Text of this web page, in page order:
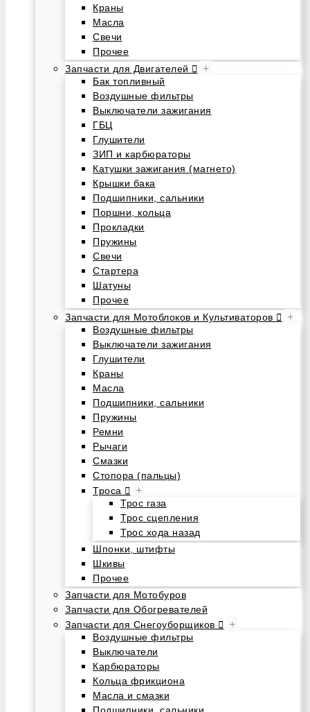
Краны
Масла
Свечи
Прочее
Запчасти для Двигателей
+
Бак топливный
Воздушные фильтры
Выключатели зажигания
ГБЦ
Глушители
ЗИП и карбюраторы
Катушки зажигания (магнето)
Крышки бака
Подшипники, сальники
Поршни, кольца
Прокладки
Пружины
Свечи
Стартера
Шатуны
Прочее
Запчасти для Мотоблоков и Культиваторов
+
Воздушные фильтры
Выключатели зажигания
Глушители
Краны
Масла
Подшипники, сальники
Пружины
Ремни
Рычаги
Смазки
Стопора (пальцы)
Троса
+
Трос газа
Трос сцепления
Трос хода назад
Шпонки, штифты
Шкивы
Прочее
Запчасти для Мотобуров
Запчасти для Обогревателей
Запчасти для Снегоуборщиков
+
Воздушные фильтры
Выключатели
Карбюраторы
Кольца фрикциона
Масла и смазки